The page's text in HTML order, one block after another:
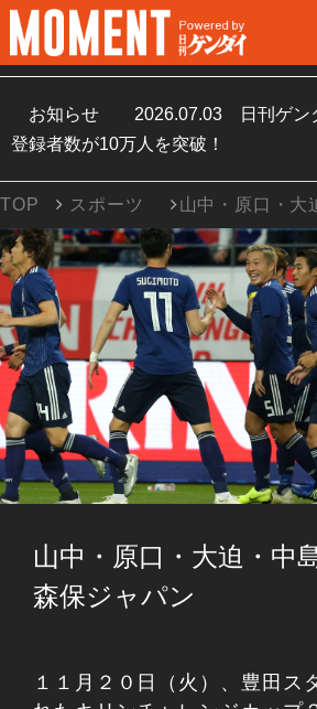
お知らせ 2026.07.03
日刊ゲン
登録者数が10万人を突破！
TOP スポーツ 山中・原口・大
山中・原口・大迫・中
森保ジャパン
１１月２０日（火）、豊田ス